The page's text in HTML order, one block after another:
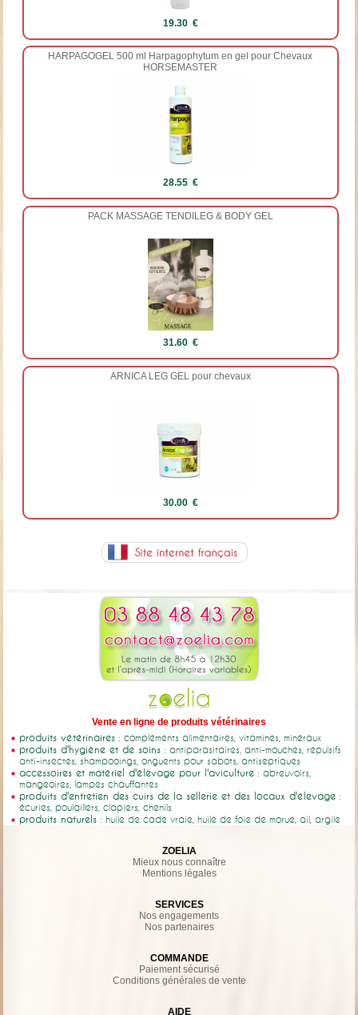
19.30 €
HARPAGOGEL 500 ml Harpagophytum en gel pour Chevaux
HORSEMASTER
28.55 €
PACK MASSAGE TENDILEG & BODY GEL
31.60 €
ARNICA LEG GEL pour chevaux
30.00 €
Vente en ligne de produits vétérinaires
produits vétérinaires : compléments alimentaires, vitamines, minéraux
produits d'hygiène et de soins : antiparasitaires, anti-mouches, répulsifs
anti-insectes, shampooings, onguents pour sabots, antiseptiques
accessoires et matériel d'élevage pour l'aviculture : abreuvoirs,
mangeoires, lampes chauffantes
produits d'entretien des cuirs de la sellerie et des locaux d'élevage :
écuries, poulaillers, clapiers, chenils
produits naturels : huile de cade vraie, huile de foie de morue, ail, argile
ZOELIA
Mieux nous connaître
Mentions légales
SERVICES
Nos engagements
Nos partenaires
COMMANDE
Paiement sécurisé
Conditions générales de vente
AIDE